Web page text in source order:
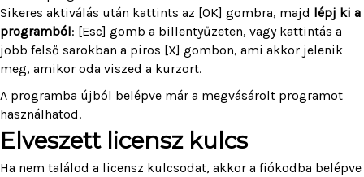
Sikeres aktiválás után kattints az [OK] gombra, majd lépj ki a
programból: [Esc] gomb a billentyűzeten, vagy kattintás a
jobb felső sarokban a piros [X] gombon, ami akkor jelenik
meg, amikor oda viszed a kurzort.
A programba újból belépve már a megvásárolt programot
használhatod.
Elveszett licensz kulcs
Ha nem találod a licensz kulcsodat, akkor a fiókodba belépve